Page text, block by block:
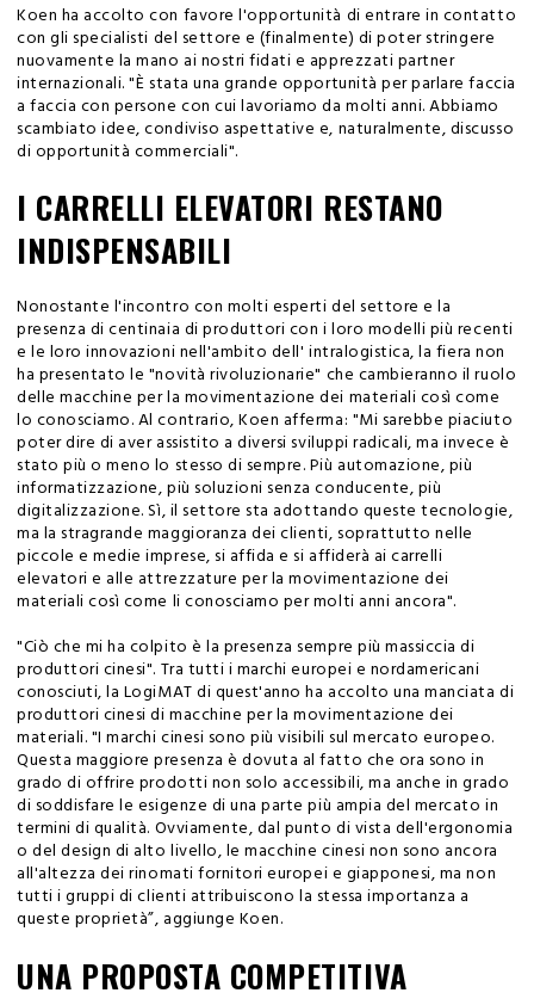
Koen ha accolto con favore l'opportunità di entrare in contatto
con gli specialisti del settore e (finalmente) di poter stringere
nuovamente la mano ai nostri fidati e apprezzati partner
internazionali. "È stata una grande opportunità per parlare faccia
a faccia con persone con cui lavoriamo da molti anni. Abbiamo
scambiato idee, condiviso aspettative e, naturalmente, discusso
di opportunità commerciali".
I CARRELLI ELEVATORI RESTANO
INDISPENSABILI
Nonostante l'incontro con molti esperti del settore e la
presenza di centinaia di produttori con i loro modelli più recenti
e le loro innovazioni nell'ambito dell' intralogistica, la fiera non
ha presentato le "novità rivoluzionarie" che cambieranno il ruolo
delle macchine per la movimentazione dei materiali così come
lo conosciamo. Al contrario, Koen afferma: "Mi sarebbe piaciuto
poter dire di aver assistito a diversi sviluppi radicali, ma invece è
stato più o meno lo stesso di sempre. Più automazione, più
informatizzazione, più soluzioni senza conducente, più
digitalizzazione. Sì, il settore sta adottando queste tecnologie,
ma la stragrande maggioranza dei clienti, soprattutto nelle
piccole e medie imprese, si affida e si affiderà ai carrelli
elevatori e alle attrezzature per la movimentazione dei
materiali così come li conosciamo per molti anni ancora".
"Ciò che mi ha colpito è la presenza sempre più massiccia di
produttori cinesi". Tra tutti i marchi europei e nordamericani
conosciuti, la LogiMAT di quest'anno ha accolto una manciata di
produttori cinesi di macchine per la movimentazione dei
materiali. "I marchi cinesi sono più visibili sul mercato europeo.
Questa maggiore presenza è dovuta al fatto che ora sono in
grado di offrire prodotti non solo accessibili, ma anche in grado
di soddisfare le esigenze di una parte più ampia del mercato in
termini di qualità. Ovviamente, dal punto di vista dell'ergonomia
o del design di alto livello, le macchine cinesi non sono ancora
all'altezza dei rinomati fornitori europei e giapponesi, ma non
tutti i gruppi di clienti attribuiscono la stessa importanza a
queste proprietà”, aggiunge Koen.
UNA PROPOSTA COMPETITIVA